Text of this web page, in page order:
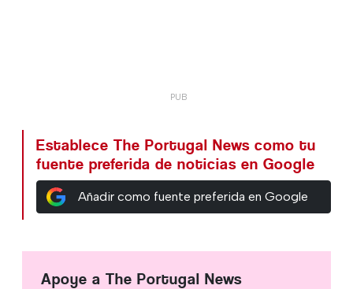
Establece The Portugal News como tu
fuente preferida de noticias en Google
Añadir como fuente preferida en Google
Apoye a The Portugal News